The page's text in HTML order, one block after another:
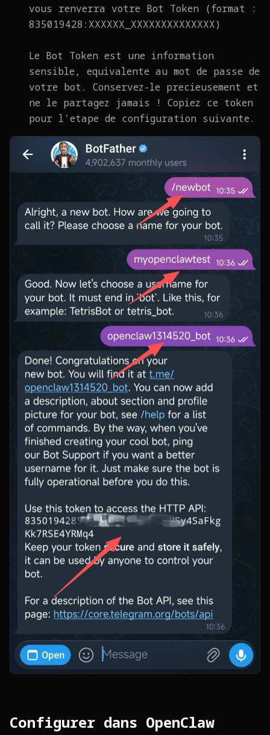
vous renverra votre Bot Token (format :
835019428:XXXXXX_XXXXXXXXXXXXXX)
Le Bot Token est une information
sensible, equivalente au mot de passe de
votre bot. Conservez-le precieusement et
ne le partagez jamais ! Copiez ce token
pour l'etape de configuration suivante.
Configurer dans OpenClaw